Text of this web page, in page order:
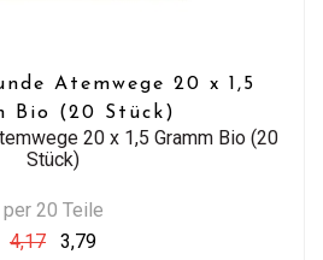
Atemwege 20 x 1,5
Bio (20 Stück)
20 x 1,5 Gramm Bio (20
Stück)
per 20 Teile
4,17
3,79